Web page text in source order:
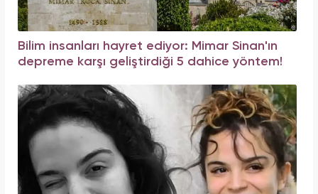
Bilim insanları hayret ediyor: Mimar Sinan'ın
depreme karşı geliştirdiği 5 dahice yöntem!